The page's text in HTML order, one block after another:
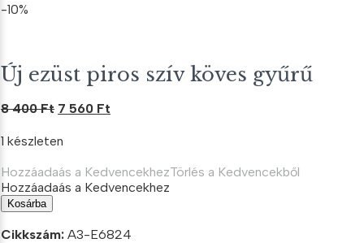
-10%
Új ezüst piros szív köves gyűrű
8 400Ft Original
was:
8
400 Ft.
7 560 Ft
560 Ft.
1 készleten
Hozzáadaás a KedvencekhezTörlés a Kedvencekből
Hozzáadaás a Kedvencekhez
Új
ezüst
piros
Kosárba
Cikkszám: A3-E6824